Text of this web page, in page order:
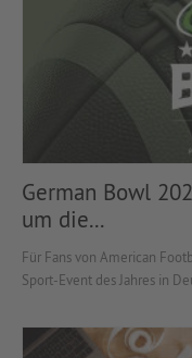
German Bowl
um die...
Für Fans von American
Sport-Event des Jahres in